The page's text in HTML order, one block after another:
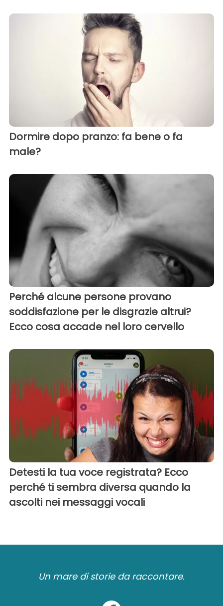
Dormire dopo pranzo: fa bene o fa
male?
Perché alcune persone provano
soddisfazione per le disgrazie altrui?
Ecco cosa accade nel loro cervello
Detesti la tua voce registrata? Ecco
perché ti sembra diversa quando la
ascolti nei messaggi vocali
Un mare di storie da raccontare.